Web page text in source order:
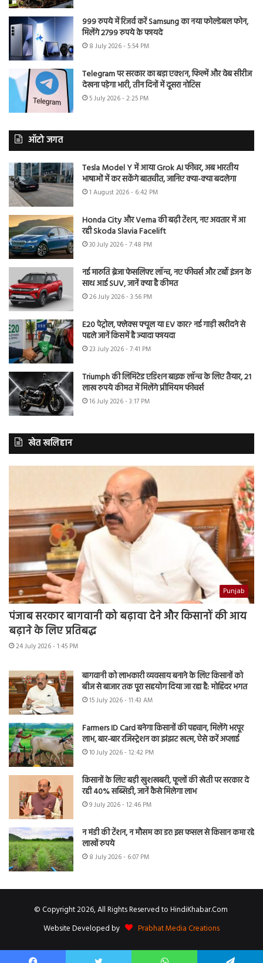
999 रुपये में रिजर्व करें Samsung का नया फोल्डेबल फोन,
मिलेंगे 2799 रुपये के फायदे
8 July 2026 - 5:54 PM
Telegram पर सरकार का बड़ा एक्शन, फिल्में और वेब सीरीज
देखना पड़ेगा भारी, तीन दिनों में दूसरा नोटिस
5 July 2026 - 2:25 PM
ऑटो जगत
Tesla Model Y में आया Grok AI फीचर, अब भारतीय
भाषाओं में कर सकेंगे बातचीत, जानिए क्या-क्या बदलेगा
1 August 2026 - 6:42 PM
Honda City और Verna की बढ़ी टेंशन, नए अवतार में आ
रही Skoda Slavia Facelift
30 July 2026 - 7:48 PM
नई मारुति ब्रेजा फेसलिफ्ट लॉन्च, नए फीचर्स और टर्बो इंजन के
साथ आई SUV, जानें क्या है कीमत
26 July 2026 - 3:56 PM
E20 पेट्रोल, फ्लेक्स फ्यूल या EV कार? नई गाड़ी खरीदने से
पहले जानें किसमें है ज्यादा फायदा
23 July 2026 - 7:41 PM
Triumph की लिमिटेड एडिशन बाइक लॉन्च के लिए तैयार, 21
लाख रुपये कीमत में मिलेंगे प्रीमियम फीचर्स
16 July 2026 - 3:17 PM
खेत खलिहान
Punjab
पंजाब सरकार बागवानी को बढ़ावा देने और किसानों की आय
बढ़ाने के लिए प्रतिबद्ध
24 July 2026 - 1:45 PM
बागवानी को लाभकारी व्यवसाय बनाने के लिए किसानों को
बीज से बाजार तक पूरा सहयोग दिया जा रहा है: मोहिंदर भगत
15 July 2026 - 11:43 AM
Farmers ID Card बनेगा किसानों की पहचान, मिलेंगे भरपूर
लाभ, बार-बार रजिस्ट्रेशन का झंझट खत्म, ऐसे करें अप्लाई
10 July 2026 - 12:42 PM
किसानों के लिए बड़ी खुशखबरी, फूलों की खेती पर सरकार दे
रही 40% सब्सिडी, जानें कैसे मिलेगा लाभ
9 July 2026 - 12:46 PM
न मंडी की टेंशन, न मौसम का डर! इस फसल से किसान कमा रहे
लाखों रुपये
8 July 2026 - 6:07 PM
© Copyright 2026, All Rights Reserved to HindiKhabar.Com
Website Developed by
Prabhat Media Creations